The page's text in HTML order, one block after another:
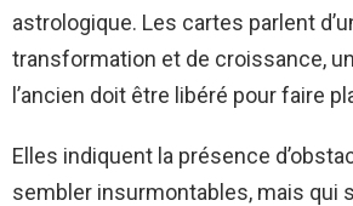
astrologique. Les cartes parlent
transformation et de croissance,
l’ancien doit être libéré pour faire
Elles indiquent la présence
sembler insurmontables, mais qui